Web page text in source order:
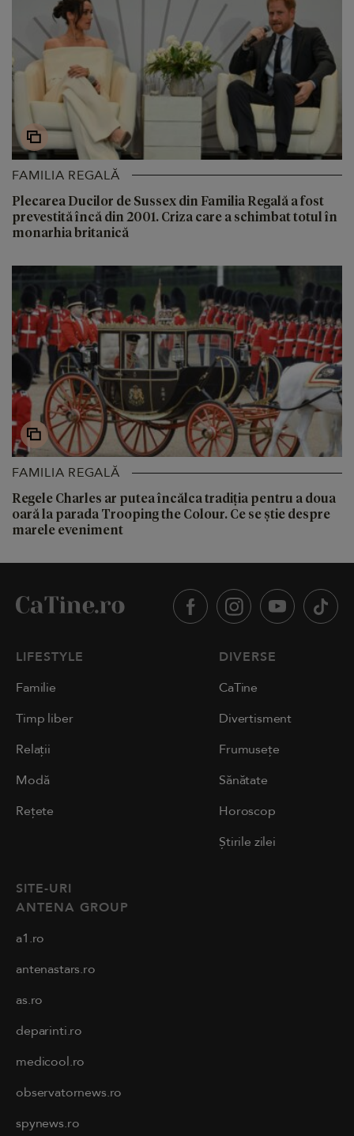
FAMILIA REGALĂ
Plecarea Ducilor de Sussex din Familia Regală a fost
prevestită încă din 2001. Criza care a schimbat totul în
monarhia britanică
FAMILIA REGALĂ
Regele Charles ar putea încălca tradiția pentru a doua
oară la parada Trooping the Colour. Ce se știe despre
marele eveniment
LIFESTYLE
Familie
Timp liber
Relații
Modă
Rețete
DIVERSE
CaTine
Divertisment
Frumusețe
Sănătate
Horoscop
Știrile zilei
SITE-URI
ANTENA GROUP
a1.ro
antenastars.ro
as.ro
deparinti.ro
medicool.ro
observatornews.ro
spynews.ro